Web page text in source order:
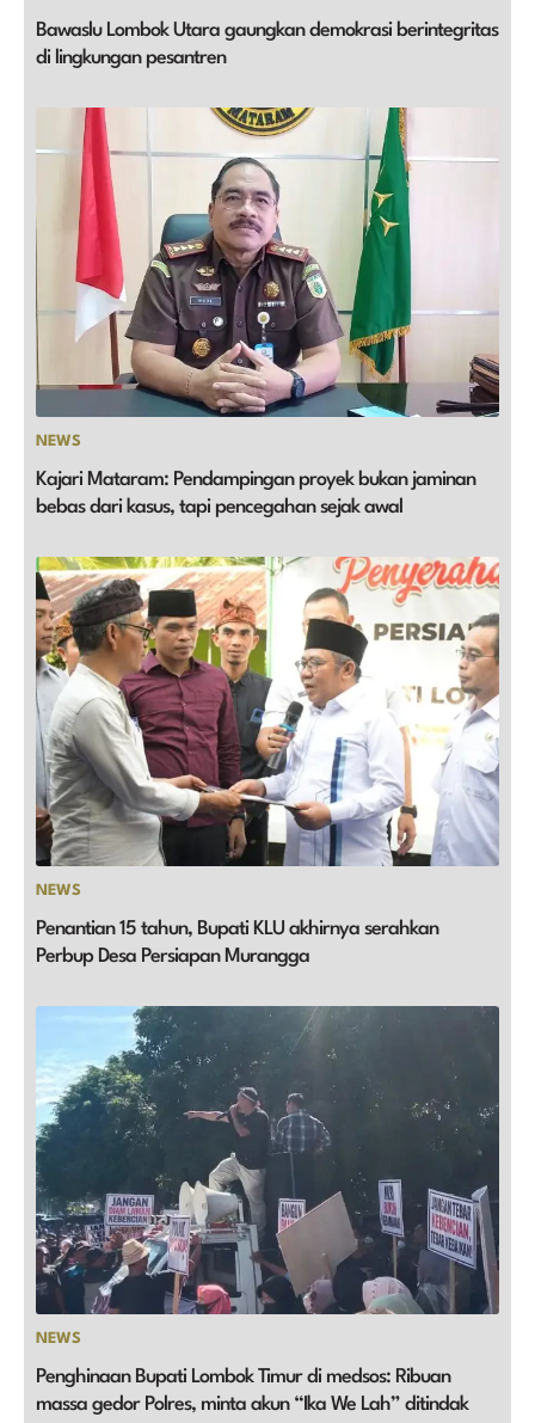
Bawaslu Lombok Utara gaungkan demokrasi berintegritas
di lingkungan pesantren
NEWS
Kajari Mataram: Pendampingan proyek bukan jaminan
bebas dari kasus, tapi pencegahan sejak awal
NEWS
Penantian 15 tahun, Bupati KLU akhirnya serahkan
Perbup Desa Persiapan Murangga
NEWS
Penghinaan Bupati Lombok Timur di medsos: Ribuan
massa gedor Polres, minta akun “Ika We Lah” ditindak